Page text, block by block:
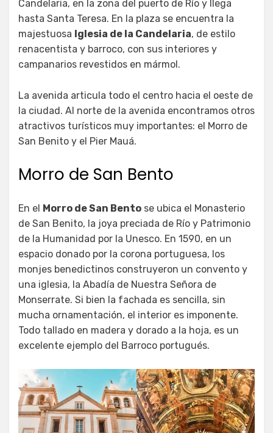
Candelaria, en la zona del puerto de Río y llega
hasta Santa Teresa. En la plaza se encuentra la
majestuosa Iglesia de la Candelaria, de estilo
renacentista y barroco, con sus interiores y
campanarios revestidos en mármol.
La avenida articula todo el centro hacia el oeste de
la ciudad. Al norte de la avenida encontramos otros
atractivos turísticos muy importantes: el Morro de
San Benito y el Pier Mauá.
Morro de San Bento
En el Morro de San Bento se ubica el Monasterio
de San Benito, la joya preciada de Río y Patrimonio
de la Humanidad por la Unesco. En 1590, en un
espacio donado por la corona portuguesa, los
monjes benedictinos construyeron un convento y
una iglesia, la Abadía de Nuestra Señora de
Monserrate. Si bien la fachada es sencilla, sin
mucha ornamentación, el interior es imponente.
Todo tallado en madera y dorado a la hoja, es un
excelente ejemplo del Barroco portugués.